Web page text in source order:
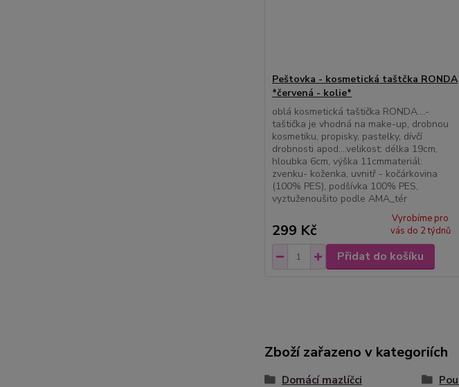
Peštovka - kosmetická taštčka RONDA
*červená - kolie*
oblá kosmetická taštička RONDA....-
taštička je vhodná na make-up, drobnou
kosmetiku, propisky, pastelky, dívčí
drobnosti apod....velikost: délka 19cm,
hloubka 6cm, výška 11cmmateriál:
zvenku- koženka, uvnitř - kočárkovina
(100% PES), podšívka 100% PES,
vyztuženoušito podle AMA_tér
299 Kč
Vyrobíme pro
vás do 2 týdnů
Přidat do košíku
Zboží zařazeno v kategoriích
Domácí mazlíčci